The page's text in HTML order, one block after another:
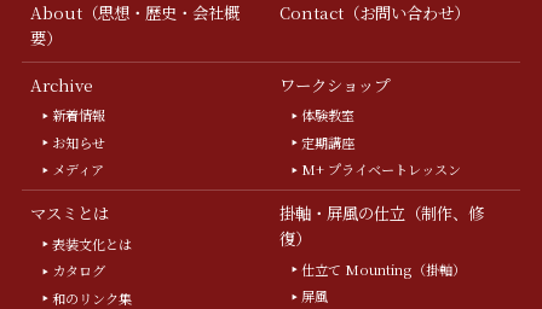
About（思想・歴史・会社概
要）
Contact（お問い合わせ）
Archive
新着情報
お知らせ
メディア
ワークショップ
体験教室
定期講座
M+ プライベートレッスン
マスミとは
表装文化とは
カタログ
和のリンク集
掛軸・屏風の仕立（制作、修
復）
仕立て Mounting（掛軸）
屏風